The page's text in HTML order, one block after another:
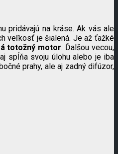
pridávajú na kráse. Ak vás ale
veľkosť je šialená. Je až ťažké
totožný motor. Ďalšou vecou,
spĺňa svoju úlohu alebo je iba
prahy, ale aj zadný difúzor,